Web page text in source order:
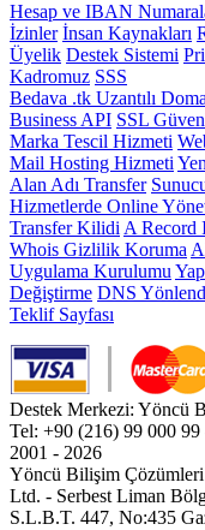
Hesap ve IBAN
İzinler İnsan Kaynakları
Üyelik Destek Sistemi
Kadromuz SSS
Bedava .tk Uzantılı
Business API SSL
Marka Tescil Hizmeti
Mail Hosting Hizmeti
Alan Adı Transfer
Hizmetlerde Online
Transfer Kilidi A Record
Whois Gizlilik Koruma
Uygulama Kurulumu
Değiştirme DNS
Teklif Sayfası
Destek Merkezi: Yöncü
Tel: +90 (216) 99 000
2001 - 2026
Yöncü Bilişim
Ltd. - Serbest Liman
S.L.B.T. 447, No:435